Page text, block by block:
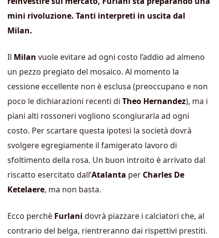
mini rivoluzione. Tanti interpreti in uscita dal
Milan.
Il Milan vuole evitare ad ogni costo l’addio ad almeno
un pezzo pregiato del mosaico. Al momento la
cessione eccellente non è esclusa (preoccupano e non
poco le dichiarazioni recenti di Theo Hernandez), ma i
piani alti rossoneri vogliono scongiurarla ad ogni
costo. Per scartare questa ipotesi la società dovrà
svolgere egregiamente il famigerato lavoro di
sfoltimento della rosa. Un buon introito è arrivato dal
riscatto esercitato dall’Atalanta per Charles De
Ketelaere, ma non basta.
Ecco perchè Furlani dovrà piazzare i calciatori che, al
contrario del belga, rientreranno dai rispettivi prestiti.